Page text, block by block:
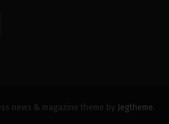
news & magazine theme by Jegtheme.